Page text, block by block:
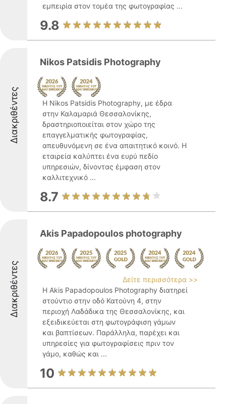
εμπειρία στον τομέα της φωτογραφίας ...
9.8
Διακριθέντες
Nikos Patsidis Photography
Η Nikos Patsidis Photography, με έδρα
στην Καλαμαριά Θεσσαλονίκης,
δραστηριοποιείται στον χώρο της
επαγγελματικής φωτογραφίας,
απευθυνόμενη σε ένα απαιτητικό κοινό. Η
εταιρεία καλύπτει ένα ευρύ πεδίο
υπηρεσιών, δίνοντας έμφαση στον
καλλιτεχνικό ...
8.7
Διακριθέντες
Akis Papadopoulos photography
Δείτε περισσότερα >>
Η Akis Papadopoulos Photography διατηρεί
στούντιο στην οδό Κατούνη 4, στην
περιοχή Λαδάδικα της Θεσσαλονίκης, και
εξειδικεύεται στη φωτογράφιση γάμων
και βαπτίσεων. Παράλληλα, παρέχει και
υπηρεσίες για φωτογραφίσεις πριν τον
γάμο, καθώς και ...
10